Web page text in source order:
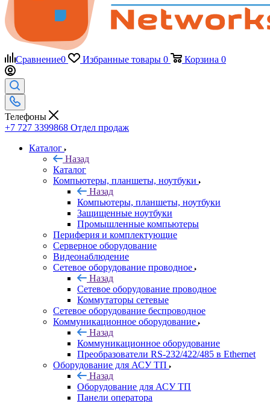
Сравнение0 Избранные товары 0 Корзина 0
Телефоны
+7 727 3399868 Отдел продаж
Каталог
Назад
Каталог
Компьютеры, планшеты, ноутбуки
Назад
Компьютеры, планшеты, ноутбуки
Защищенные ноутбуки
Промышленные компьютеры
Периферия и комплектующие
Серверное оборудование
Видеонаблюдение
Сетевое оборудование проводное
Назад
Сетевое оборудование проводное
Коммутаторы сетевые
Сетевое оборудование беспроводное
Коммуникационное оборудование
Назад
Коммуникационное оборудование
Преобразователи RS-232/422/485 в Ethernet
Оборудование для АСУ ТП
Назад
Оборудование для АСУ ТП
Панели оператора